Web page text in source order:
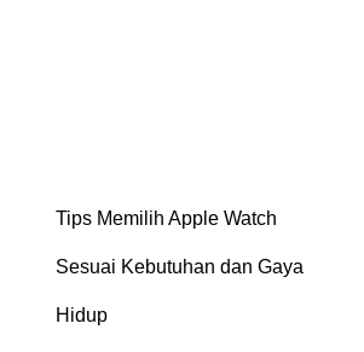
Tips Memilih Apple Watch
Sesuai Kebutuhan dan Gaya
Hidup